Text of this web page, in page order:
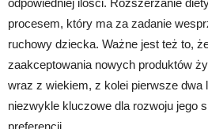
procesem, który ma za zadanie
ruchowy dziecka. Ważne jest też to,
zaakceptowania nowych produktów
wraz z wiekiem, z kolei pierwsze dwa
niezwykle kluczowe dla rozwoju jego
preferencji.